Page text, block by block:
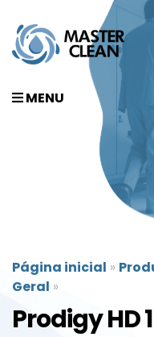
MENU
Página inicial »
Geral »
Prodigy HD